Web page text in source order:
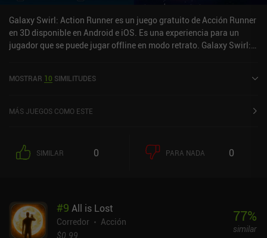
Galaxy Swirl: Action Runner es un juego gratuito de Acción Runner
en 3D disponible en Android e iOS. Es una experiencia para un
jugador que se puede jugar offline en modo retrato. Galaxy Swirl:
Store de iOS.
MOSTRAR 10 SIMILITUDES
MÁS JUEGOS COMO ESTE
SIMILAR 0 PARA NADA 0
#9 All is Lost
Corredor
Acción
$0.99
77%
similar